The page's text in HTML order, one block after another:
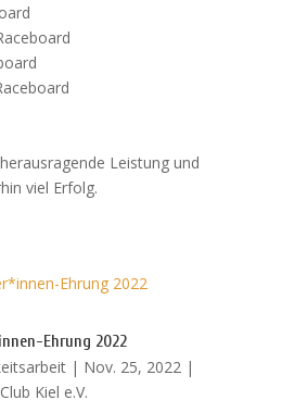
Leistung und
viel Erfolg.
Ehrung 2022
| Nov. 25, 2022|
Kiel e.V.